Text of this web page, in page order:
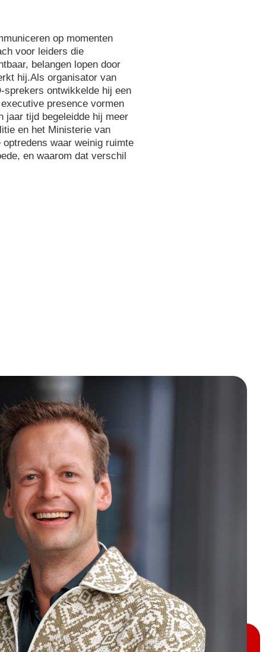
op momenten
voor leiders die
belangen lopen door
hij.Als organisator van
sprekers ontwikkelde hij een
presence vormen
jaar tijd begeleidde hij meer
en het Ministerie van
waar weinig ruimte
en waarom dat verschil